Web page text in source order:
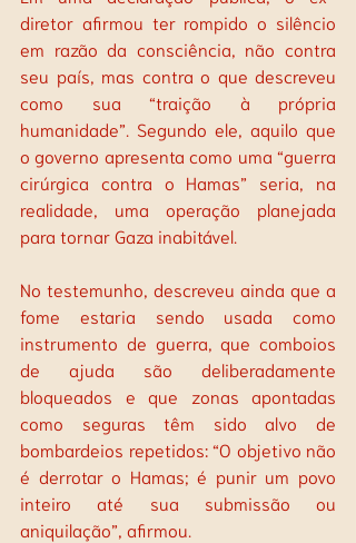
diretor afirmou ter rompido o silêncio
em razão da consciência, não contra
seu país, mas contra o que descreveu
como sua “traição à própria
humanidade”. Segundo ele, aquilo que
o governo apresenta como uma “guerra
cirúrgica contra o Hamas” seria, na
realidade, uma operação planejada
para tornar Gaza inabitável.
No testemunho, descreveu ainda que a
fome estaria sendo usada como
instrumento de guerra, que comboios
de ajuda são deliberadamente
bloqueados e que zonas apontadas
como seguras têm sido alvo de
bombardeios repetidos: “O objetivo não
é derrotar o Hamas; é punir um povo
inteiro até sua submissão ou
aniquilação”, afirmou.